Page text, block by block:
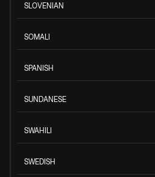
SLOVENIAN
SOMALI
SPANISH
SUNDANESE
SWAHILI
SWEDISH